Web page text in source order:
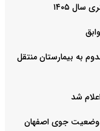
۱۴۰۵
آسانسور در پاساژ علاءالدین/ ۶ مصدوم به بیمارستان منتقل
شد
فردا یکشنبه ۱۸ مرداد/ وضعیت جوی اصفهان